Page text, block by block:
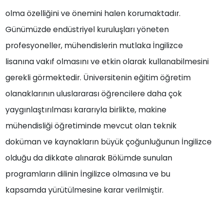
olma özelliğini ve önemini halen korumaktadır.
Günümüzde endüstriyel kuruluşları yöneten
profesyoneller, mühendislerin mutlaka İngilizce
lisanına vakıf olmasını ve etkin olarak kullanabilmesini
gerekli görmektedir. Üniversitenin eğitim öğretim
olanaklarının uluslararası öğrencilere daha çok
yaygınlaştırılması kararıyla birlikte, makine
mühendisliği öğretiminde mevcut olan teknik
doküman ve kaynakların büyük çoğunluğunun İngilizce
olduğu da dikkate alınarak Bölümde sunulan
programların dilinin İngilizce olmasına ve bu
kapsamda yürütülmesine karar verilmiştir.